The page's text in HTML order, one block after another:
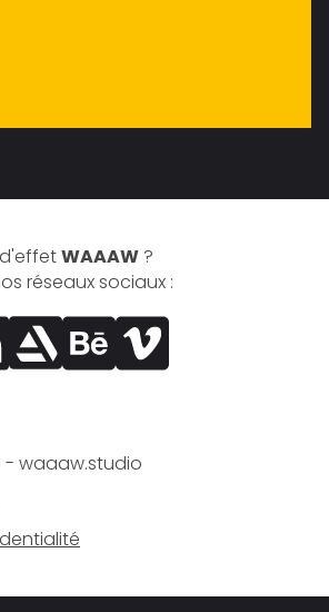
WAAAW ?
réseaux sociaux :
LinkedInArtStationBehanceVimeo
- waaaw.studio